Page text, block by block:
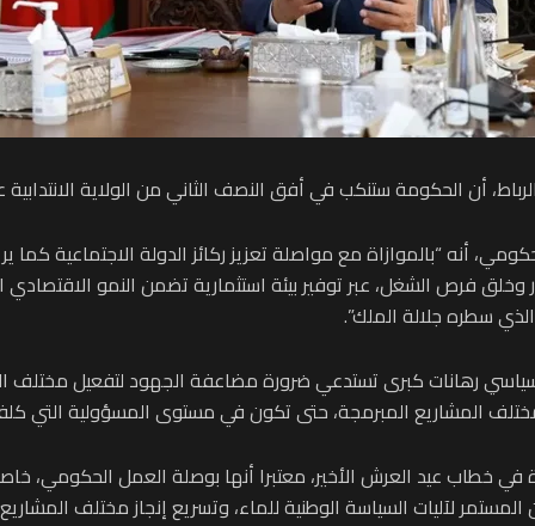
أن الحكومة ستنكب في أفق النصف الثاني من الولاية
أنه “بالموازاة مع مواصلة تعزيز ركائز الدولة الاجتماعية
وخلق فرص الشغل، عبر توفير بيئة استثمارية تضمن النمو الاقتصادي
سطره جلالة الملك”.
رهانات كبرى تستدعي ضرورة مضاعفة الجهود لتفعيل مختلف
المشاريع المبرمجة، حتى تكون في مستوى المسؤولية التي
خطاب عيد العرش الأخير، معتبرا أنها بوصلة العمل الحكومي،
لآليات السياسة الوطنية للماء، وتسريع إنجاز مختلف